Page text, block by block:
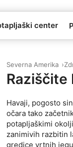
center
Severna Amerika
Raziščite
Havaji, pogosto
očara tako
potapljaškimi
zanimivih razbitin
gredice vrtnih